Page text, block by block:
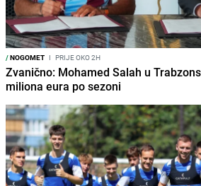
/NOGOMET I PRIJE OKO 2H
Zvanično: Mohamed Salah u
miliona eura po sezoni